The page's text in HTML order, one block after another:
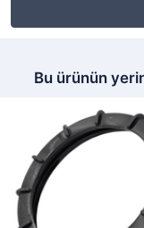
Bu ürünün